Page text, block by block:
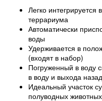
Легко
террариума
Автоматически
воды
Удерживается в
(входят в набор)
Погруженный в воду
в воду и выхода назад
Идеальный участок
полуводных животных